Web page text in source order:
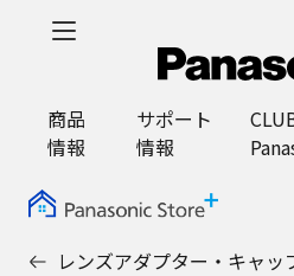
商品
情報
サポート
情報
レンズアダプター・キャッ